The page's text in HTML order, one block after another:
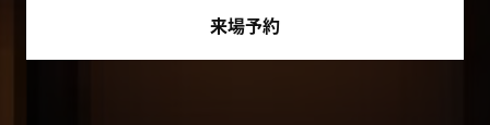
来場予約